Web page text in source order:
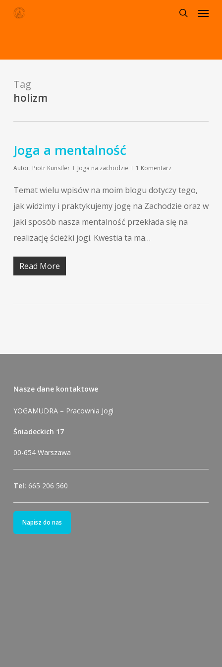
Skip
Menu
Tag
holizm
Joga a mentalność
Autor: Piotr Kunstler Joga na zachodzie 1 Komentarz
Temat wielu wpisów na moim blogu dotyczy tego,
jak widzimy i praktykujemy jogę na Zachodzie oraz w
jaki sposób nasza mentalność przekłada się na
realizację ścieżki jogi. Kwestia ta ma…
Read More
Nasze dane kontaktowe
YOGAMUDRA – Pracownia Jogi
Śniadeckich 17
00-654 Warszawa
Tel: 665 206 560
Napisz do nas